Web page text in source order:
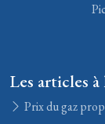
Les articles à
Prix du gaz